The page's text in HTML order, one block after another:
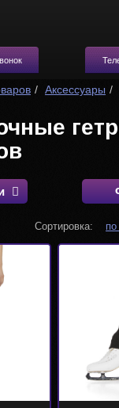
Аксессуары
Сортировка: